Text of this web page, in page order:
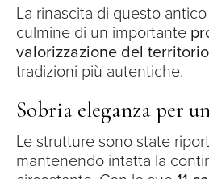
La rinascita di questo
culmine di un importante
valorizzazione del territorio
tradizioni più autentiche.
Sobria eleganza per
Le strutture sono state
mantenendo intatta la